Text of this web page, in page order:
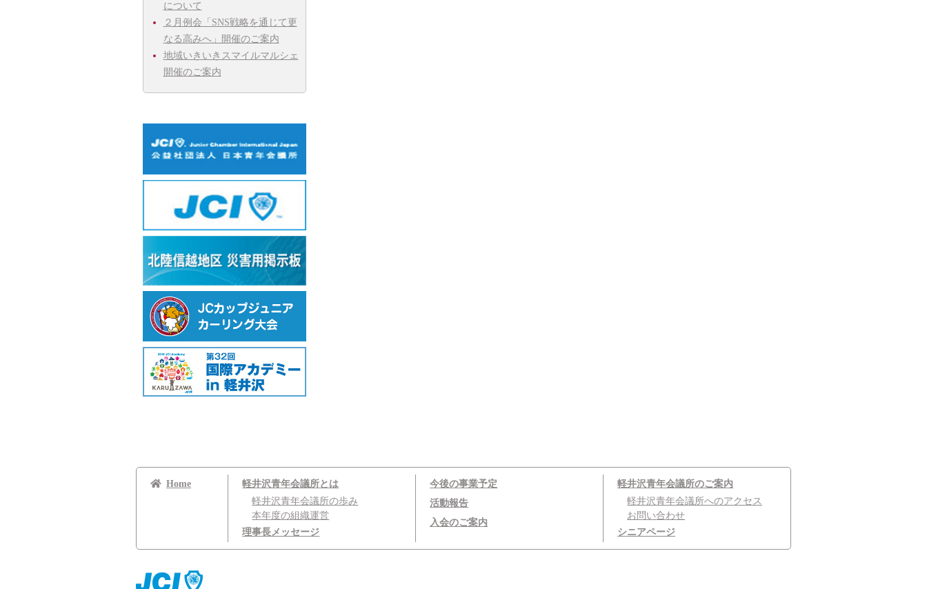
について
２月例会「SNS戦略を通じて更
なる高みへ」開催のご案内
地域いきいきスマイルマルシェ
開催のご案内
Home
軽井沢青年会議所とは
軽井沢青年会議所の歩み
本年度の組織運営
理事長メッセージ
今後の事業予定
活動報告
入会のご案内
軽井沢青年会議所のご案内
軽井沢青年会議所へのアクセス
お問い合わせ
シニアページ